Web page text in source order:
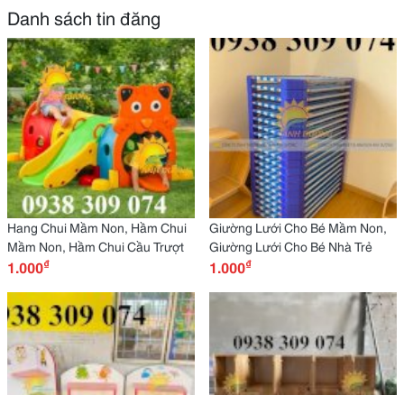
Danh sách tin đăng
Hang Chui Mầm Non, Hầm Chui
Mầm Non, Hầm Chui Cầu Trượt
1.000₫
Giường Lưới Cho Bé Mầm Non,
Giường Lưới Cho Bé Nhà Trẻ
1.000₫